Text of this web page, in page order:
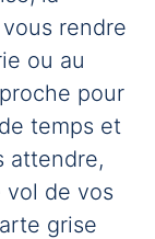
rendre
ou au
pour
temps et
attendre,
vol de vos
grise